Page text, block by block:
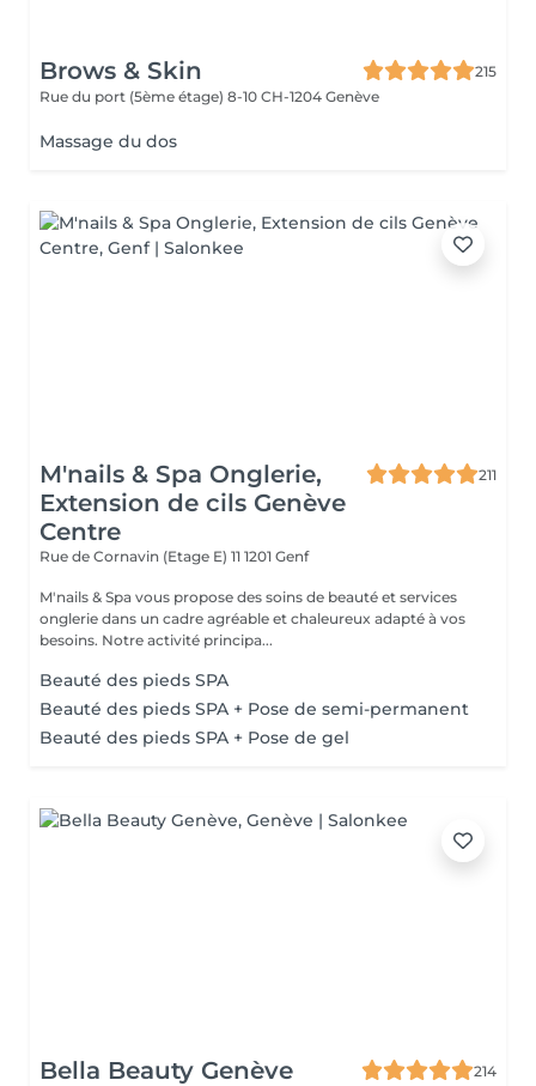
Brows & Skin
215
Rue du port (5ème étage) 8-10 CH-1204 Genève
Massage du dos
M'nails & Spa Onglerie,
Extension de cils Genève
Centre
211
Rue de Cornavin (Etage E) 11 1201 Genf
M'nails & Spa vous propose des soins de beauté et services
onglerie dans un cadre agréable et chaleureux adapté à vos
besoins. Notre activité principa...
Beauté des pieds SPA
Beauté des pieds SPA + Pose de semi-permanent
Beauté des pieds SPA + Pose de gel
Bella Beauty Genève
214